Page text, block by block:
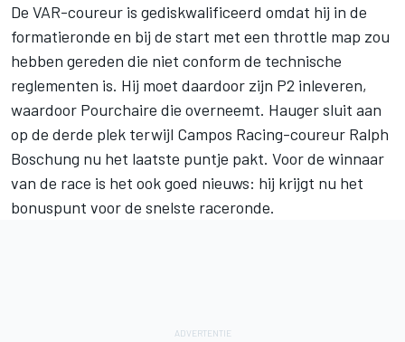
De VAR-coureur is gediskwalificeerd omdat hij in de
formatieronde en bij de start met een throttle map zou
hebben gereden die niet conform de technische
reglementen is. Hij moet daardoor zijn P2 inleveren,
waardoor Pourchaire die overneemt. Hauger sluit aan
op de derde plek terwijl Campos Racing-coureur Ralph
Boschung nu het laatste puntje pakt. Voor de winnaar
van de race is het ook goed nieuws: hij krijgt nu het
bonuspunt voor de snelste raceronde.